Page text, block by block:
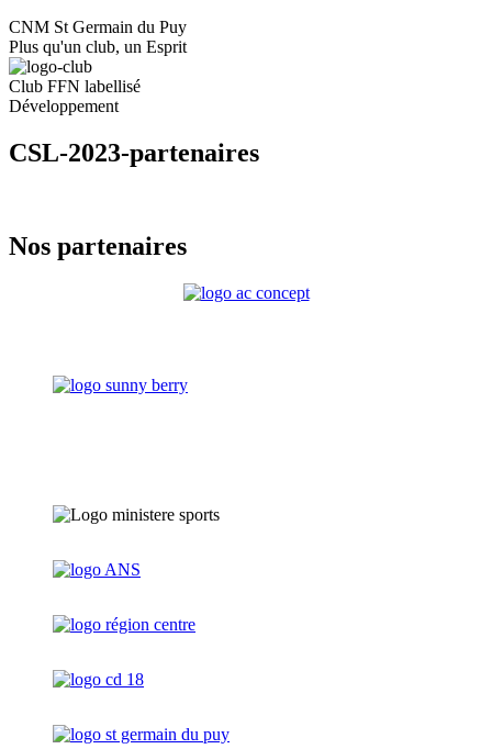
CNM St Germain du Puy
Plus qu'un club, un Esprit
Club FFN labellisé
Développement
CSL-2023-partenaires
Nos partenaires